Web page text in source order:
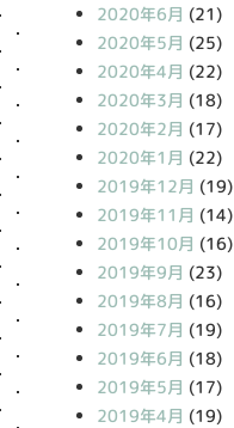
2020年6月 (21)
2020年5月 (25)
2020年4月 (22)
2020年3月 (18)
2020年2月 (17)
2020年1月 (22)
2019年12月 (19)
2019年11月 (14)
2019年10月 (16)
2019年9月 (23)
2019年8月 (16)
2019年7月 (19)
2019年6月 (18)
2019年5月 (17)
2019年4月 (19)